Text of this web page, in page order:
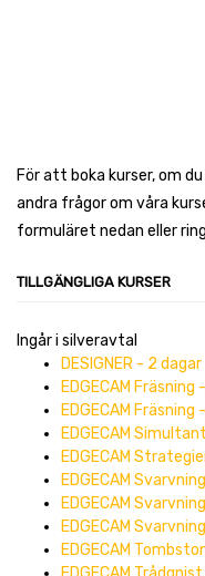
För att boka kurser, om
andra frågor om våra
formuläret nedan eller
TILLGÄNGLIGA KURSER
Ingår i silveravtal
DESIGNER - 2 dagar
EDGECAM
EDGECAM
EDGECAM
EDGECAM
EDGECAM
EDGECAM
EDGECAM
EDGECAM